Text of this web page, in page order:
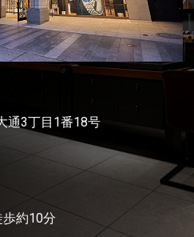
通3丁目1番18号
約10分